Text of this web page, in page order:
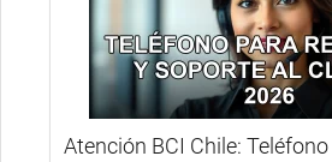
Atención BCI Chile: